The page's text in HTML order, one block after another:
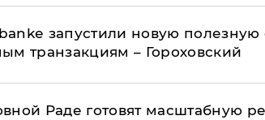
запустили новую
транзакциям – Гороховский
Раде готовят масштабную